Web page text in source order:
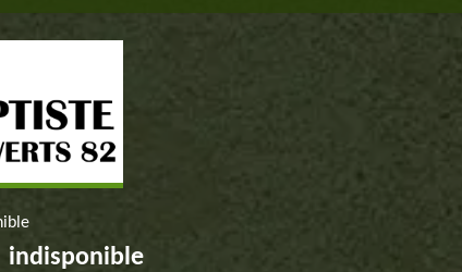
indisponible